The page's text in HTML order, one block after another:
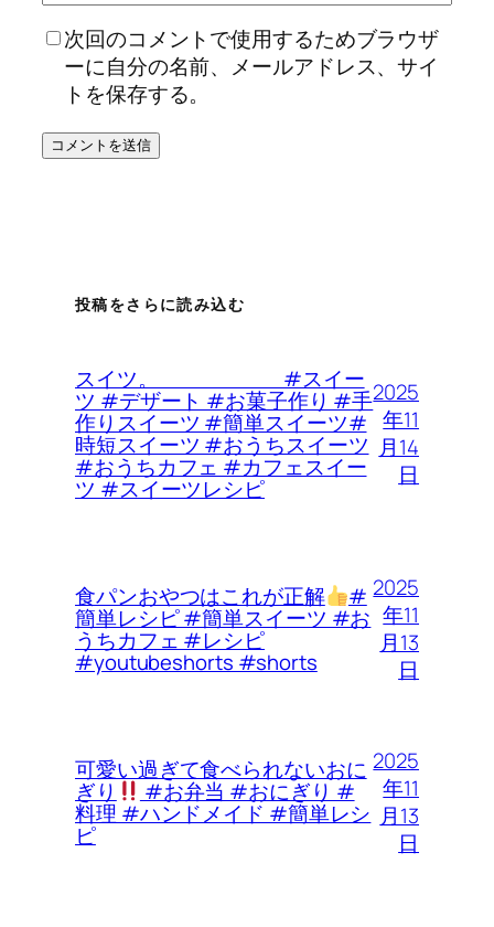
次回のコメントで使用するためブラウザ
ーに自分の名前、メールアドレス、サイ
トを保存する。
投稿をさらに読み込む
スイツ。 #スイー
ツ #デザート #お菓子作り #手
作りスイーツ #簡単スイーツ#
時短スイーツ #おうちスイーツ
#おうちカフェ #カフェスイー
ツ #スイーツレシピ
2025
年11
月14
日
食パンおやつはこれが正解 #
簡単レシピ #簡単スイーツ #お
うちカフェ #レシピ
#youtubeshorts #shorts
2025
年11
月13
日
可愛い過ぎて食べられないおに
ぎり #お弁当 #おにぎり #
料理 #ハンドメイド #簡単レシ
ピ
2025
年11
月13
日